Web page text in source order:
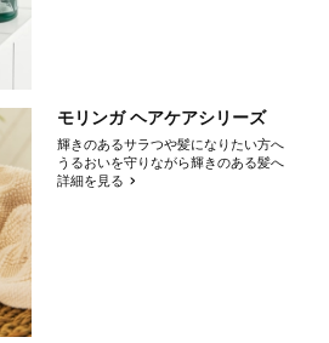
モリンガ ヘアケアシリーズ
輝きのあるサラつや髪になりたい方へ
うるおいを守りながら輝きのある髪へ
詳細を見る